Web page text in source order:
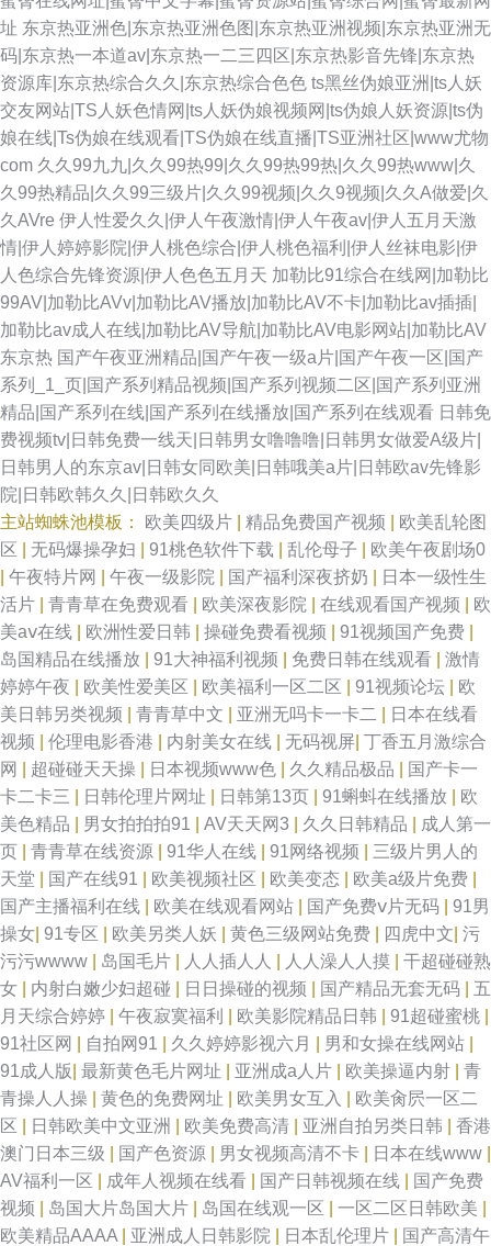
址 东京热亚洲色|东京热亚洲色图|东京热亚洲视频|东京热亚洲无
码|东京热一本道av|东京热一二三四区|东京热影音先锋|东京热
资源库|东京热综合久久|东京热综合色色 ts黑丝伪娘亚洲|ts人妖
交友网站|TS人妖色情网|ts人妖伪娘视频网|ts伪娘人妖资源|ts伪
娘在线|Ts伪娘在线观看|TS伪娘在线直播|TS亚洲社区|www尤物
com 久久99九九|久久99热99|久久99热99热|久久99热www|久
久99热精品|久久99三级片|久久99视频|久久9视频|久久A做爱|久
久AVre 伊人性爱久久|伊人午夜激情|伊人午夜av|伊人五月天激
情|伊人婷婷影院|伊人桃色综合|伊人桃色福利|伊人丝袜电影|伊
人色综合先锋资源|伊人色色五月天 加勒比91综合在线网|加勒比
99AV|加勒比AVv|加勒比AV播放|加勒比AV不卡|加勒比av插插|
加勒比av成人在线|加勒比AV导航|加勒比AV电影网站|加勒比AV
东京热 国产午夜亚洲精品|国产午夜一级a片|国产午夜一区|国产
系列_1_页|国产系列精品视频|国产系列视频二区|国产系列亚洲
精品|国产系列在线|国产系列在线播放|国产系列在线观看 日韩免
费视频tv|日韩免费一线天|日韩男女噜噜噜|日韩男女做爱A级片|
日韩男人的东京av|日韩女同欧美|日韩哦美a片|日韩欧av先锋影
院|日韩欧韩久久|日韩欧久久
主站蜘蛛池模板： 欧美四级片 精品免费国产视频
欧美乱轮图
区
无码爆操孕妇 91桃色软件下载 乱伦母子
欧美午夜剧场0
午夜特片网 午夜一级影院 国产福利深夜挤奶
日本一级性生
活片
青青草在免费观看 欧美深夜影院 在线观看国产视频
欧
美aⅴ在线
欧洲性爱日韩 操碰免费看视频 91视频国产免费
岛国精品在线播放
91大神福利视频 免费日韩在线观看
激情
婷婷午夜
欧美性爱美区 欧美福利一区二区 91视频论坛
欧
美日韩另类视频
青青草中文 亚洲无吗卡一卡二
日本在线看
视频
伦理电影香港 内射美女在线 无码视屏 丁香五月激综合
网
超碰碰天天操 日本视频www色 久久精品极品
国产卡一
卡二卡三
日韩伦理片网址 日韩第13页 91蝌蚪在线播放
欧
美色精品
男女拍拍拍91 AV天天网3 久久日韩精品
成人第一
页
青青草在线资源 91华人在线 91网络视频
三级片男人的
天堂
国产在线91 欧美视频社区 欧美变态 欧美a级片免费
国产主播福利在线
欧美在线观看网站 国产免费ⅴ片无码
91男
操女 91专区 欧美另类人妖 黄色三级网站免费 四虎中文 污
污污wwww
岛国毛片 人人插人人 人人澡人人摸
干超碰碰熟
女
内射白嫩少妇超碰 日日操碰的视频 国产精品无套无码
五
月天综合婷婷
午夜寂寞福利 欧美影院精品日韩 91超碰蜜桃
91社区网
自拍网91 久久婷婷影视六月 男和女操在线网站
91成人版 最新黄色毛片网址 亚洲成a人片 欧美操逼内射
青
青操人人操
黄色的免费网址 欧美男女互入
欧美肏屄一区二
区
日韩欧美中文亚洲 欧美免费高清 亚洲自拍另类日韩
香港
澳门日本三级
国产色资源 男女视频高清不卡 日本在线www
AV福利一区
成年人视频在线看 国产日韩视频在线
国产免费
视频
岛国大片岛国大片 岛国在线观一区 一区二区日韩欧美
欧美精品AAAA
亚洲成人日韩影院 日本乱伦理片
国产高清午